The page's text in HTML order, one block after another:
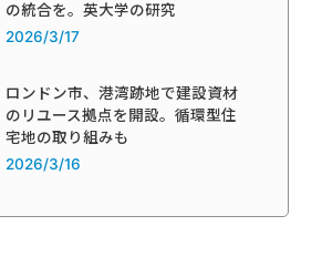
の統合を。英大学の研究
2026/3/17
ロンドン市、港湾跡地で建設資材
のリユース拠点を開設。循環型住
宅地の取り組みも
2026/3/16